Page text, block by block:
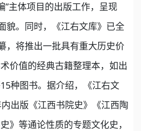
”主体项目的出版工作，呈现
貌。同时，《江右文库》已全
，将推出一批具有重大历史价
价值的经典古籍整理本，如出
种图书。据介绍，《江右文
出版《江西书院史》《江西陶
》等通论性质的专题文化史，